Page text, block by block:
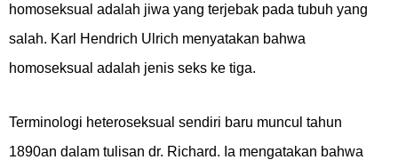
homoseksual adalah jiwa yang terjebak pada tubuh yang
salah. Karl Hendrich Ulrich menyatakan bahwa
homoseksual adalah jenis seks ke tiga.
Terminologi heteroseksual sendiri baru muncul tahun
1890an dalam tulisan dr. Richard. Ia mengatakan bahwa